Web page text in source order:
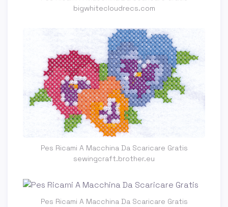
bigwhitecloudrecs.com
Pes Ricami A Macchina Da Scaricare Gratis
sewingcraft.brother.eu
Pes Ricami A Macchina Da Scaricare Gratis